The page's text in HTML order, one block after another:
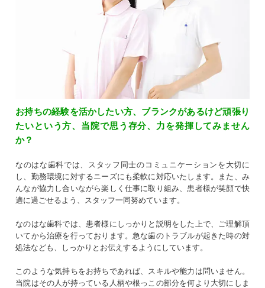
お持ちの経験を活かしたい方、ブランクがあるけど頑張り
たいという方、当院で思う存分、力を発揮してみません
か？
なのはな歯科では、スタッフ同士のコミュニケーションを大切に
し、勤務環境に対するニーズにも柔軟に対応いたします。また、み
んなが協力し合いながら楽しく仕事に取り組み、患者様が笑顔で快
適に過ごせるよう、スタッフ一同努めています。
なのはな歯科では、患者様にしっかりと説明をした上で、ご理解頂
いてから治療を行っております。急な歯のトラブルが起きた時の対
処法なども、しっかりとお伝えするようにしています。
このような気持ちをお持ちであれば、スキルや能力は問いません。
当院はその人が持っている人柄や根っこの部分を何より大切にしま